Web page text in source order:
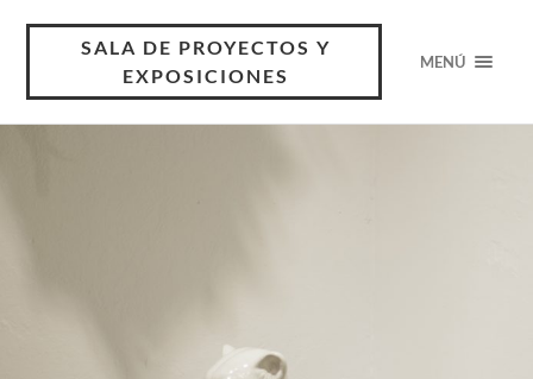
SALA DE PROYECTOS Y
EXPOSICIONES
MENÚ